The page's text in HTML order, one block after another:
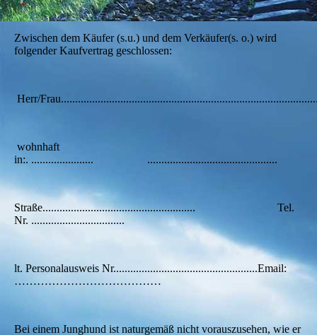
Zwischen dem Käufer (s.u.) und dem Verkäufer(s. o.) wird
folgender Kaufvertrag geschlossen:
Herr/
wohnhaft
in:. ...................... ..............................................
Straße...................................................... Tel.
Nr. .................................
lt. Personalausweis Nr...................................................Email:
…………………………………
Bei einem Junghund ist naturgemäß nicht vorauszusehen, wie er